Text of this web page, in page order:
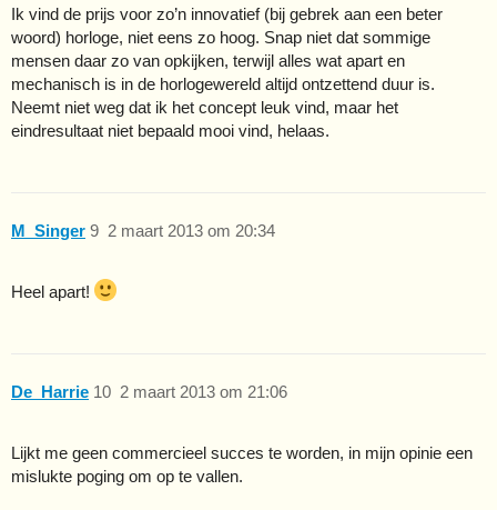
Ik vind de prijs voor zo’n innovatief (bij gebrek aan een beter
woord) horloge, niet eens zo hoog. Snap niet dat sommige
mensen daar zo van opkijken, terwijl alles wat apart en
mechanisch is in de horlogewereld altijd ontzettend duur is.
Neemt niet weg dat ik het concept leuk vind, maar het
eindresultaat niet bepaald mooi vind, helaas.
M_Singer 2 maart 2013 om 20:34
9
Heel apart!
De_Harrie 2 maart 2013 om 21:06
10
Lijkt me geen commercieel succes te worden, in mijn opinie een
mislukte poging om op te vallen.